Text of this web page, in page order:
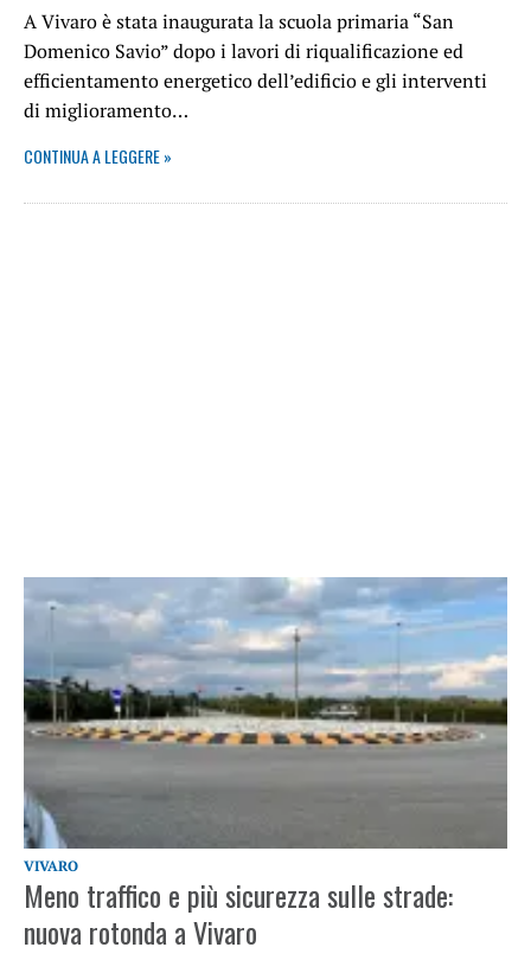
A Vivaro è stata inaugurata la scuola primaria “San
Domenico Savio” dopo i lavori di riqualificazione ed
efficientamento energetico dell’edificio e gli interventi
di miglioramento…
CONTINUA A LEGGERE »
VIVARO
Meno traffico e più sicurezza sulle strade:
nuova rotonda a Vivaro